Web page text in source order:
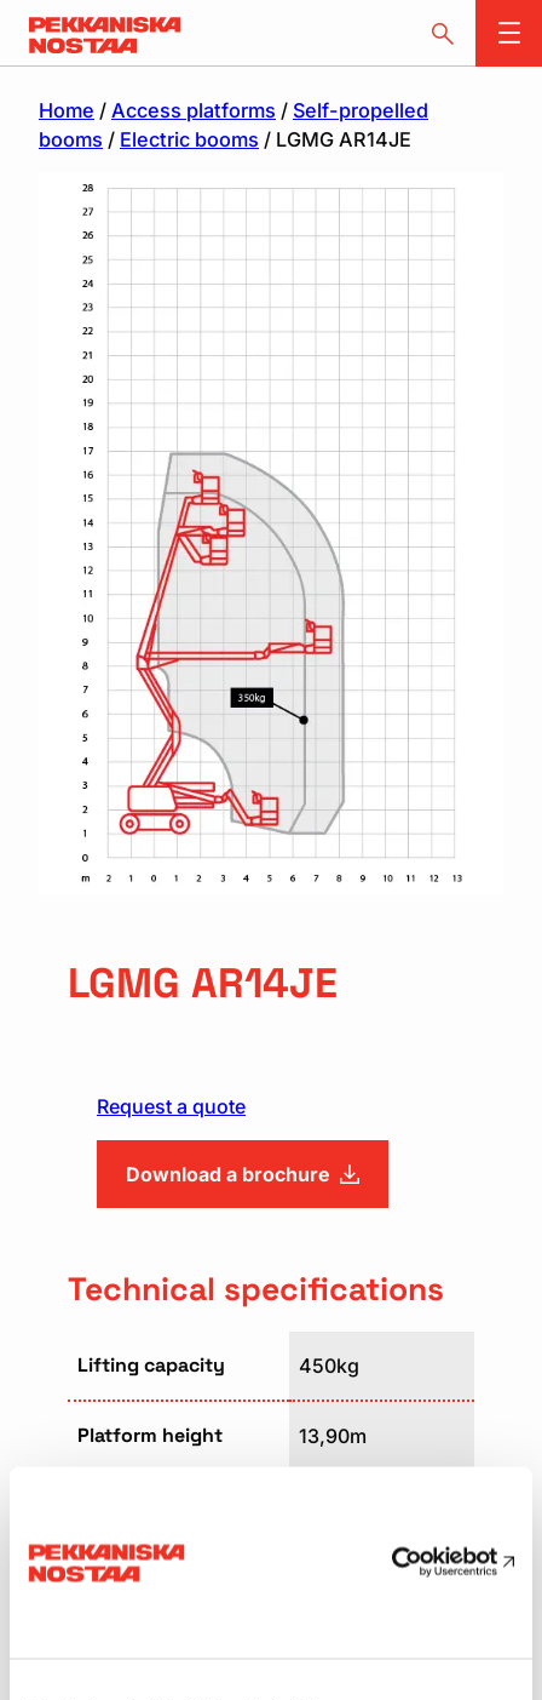
Home / Access platforms / Self-propelled
booms / Electric booms / LGMG AR14JE
LGMG AR14JE
Request a quote
Download a brochure
Technical specifications
Lifting capacity 450kg
Platform height 13,90m
Weight